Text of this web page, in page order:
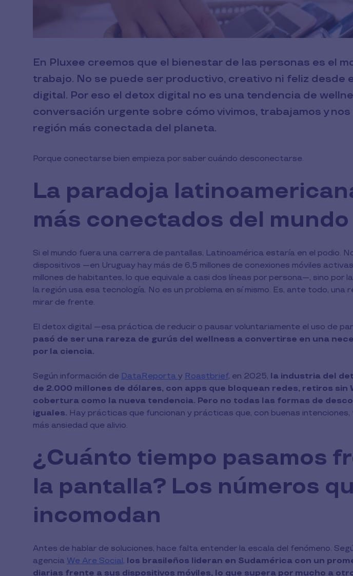
En Pluxee creemos que el bienestar de las personas es el
trabajo. No se puede ser productivo, creativo ni feliz desde
digital. Por eso el detox digital no es una tendencia de
conversación urgente sobre cómo vivimos, trabajamos y
región más conectada del planeta.
Porque conectarse bien empieza por saber cuándo desconectarse.
La paradoja
más conectados del mundo
Si el mundo fuera una carrera de pantallas, Latinoamérica estaría en el podio.
dispositivos —en Uruguay hay más de 6,5 millones de conexiones móviles
millones de habitantes, lo que equivale a casi dos líneas por persona—, sino por
la región usa esa tecnología. No es un problema en sí mismo. Es, ante todo, una
mirar de frente.
El detox digital —esa práctica de reducir o pausar voluntariamente el uso de
pasó de ser una rareza de gurús del wellness a convertirse en una
por la ciencia.
Según información de DataReporta y Roastbrief, en 2025, la industria del
de 2.000 millones de dólares, con apps que bloquean redes, retiros sin
cobertura como la nueva tendencia. Pero no todas las formas de
iguales. Hay prácticas que funcionan y prácticas que, con buenas intenciones,
más ansiedad que alivio.
¿Cuánto tiempo pasamos
la pantalla? Los números
incomodan
Antes de hablar de soluciones, hace falta entender la escala del fenómeno.
agencia We Are Social, los brasileños lideran en Sudamérica con un
diarias frente a sus dispositivos móviles, lo que supera por mucho a